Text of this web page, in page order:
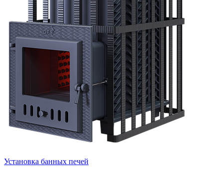
Установка банных печей